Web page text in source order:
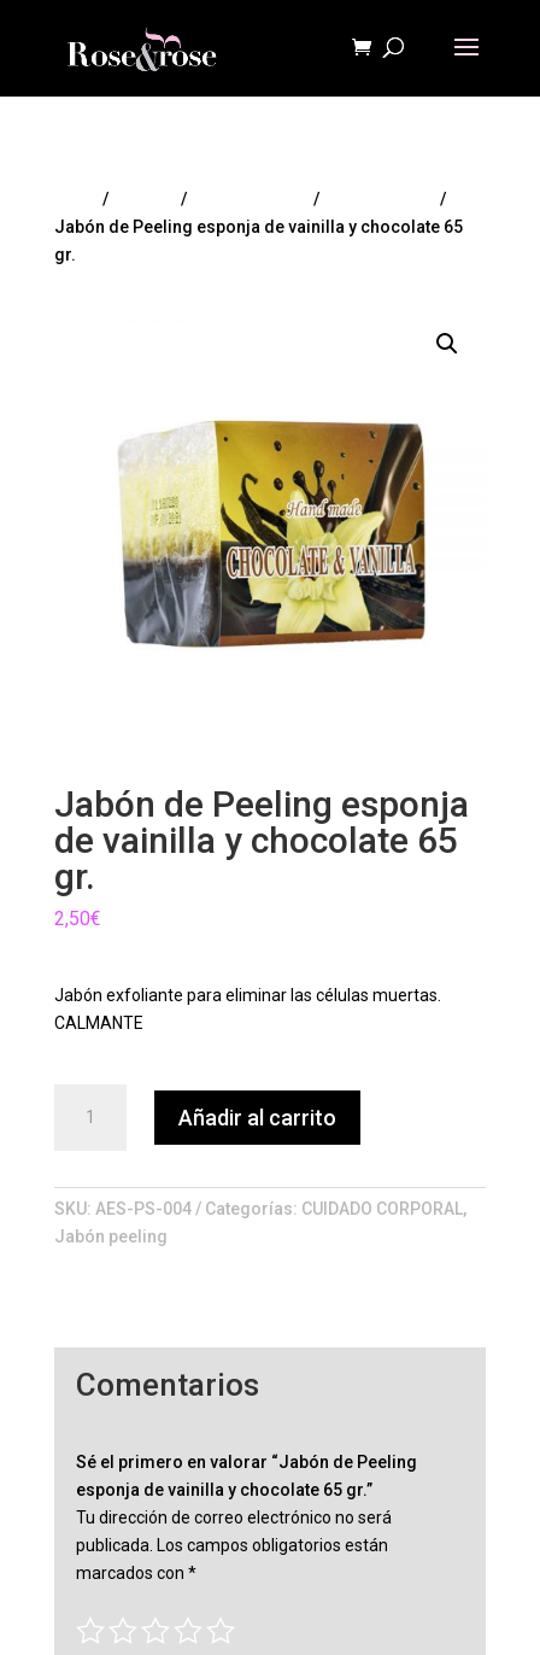
/ / /
/
Jabón de Peeling esponja de vainilla y chocolate 65
gr.
Jabón de Peeling esponja
de vainilla y chocolate 65
gr.
2,50€
Jabón exfoliante para eliminar las células muertas.
CALMANTE
de
vainilla
gr.
cantidad
Añadir al carrito
SKU: AES-PS-004 Categorías: CUIDADO CORPORAL,
Jabón peeling
Comentarios
Sé el primero en valorar “Jabón de Peeling
esponja de vainilla y chocolate 65 gr.”
Tu dirección de correo electrónico no será
publicada. Los campos obligatorios están
marcados con *